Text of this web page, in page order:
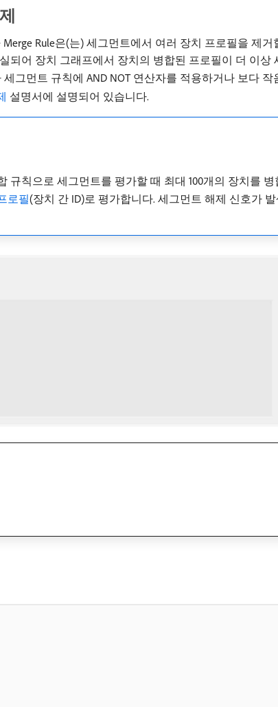
Rule은(는) 세그먼트에서 여러 장치 프로필을 제
되어 장치 그래프에서 장치의 병합된 프로필이 더 이
그먼트 규칙에 AND NOT 연산자를 적용하거나 보다
설명서에 설명되어 있습니다.
규칙으로 세그먼트를 평가할 때 최대 100개의 장치를
로필(장치 간 ID)로 평가합니다. 세그먼트 해제 신호가